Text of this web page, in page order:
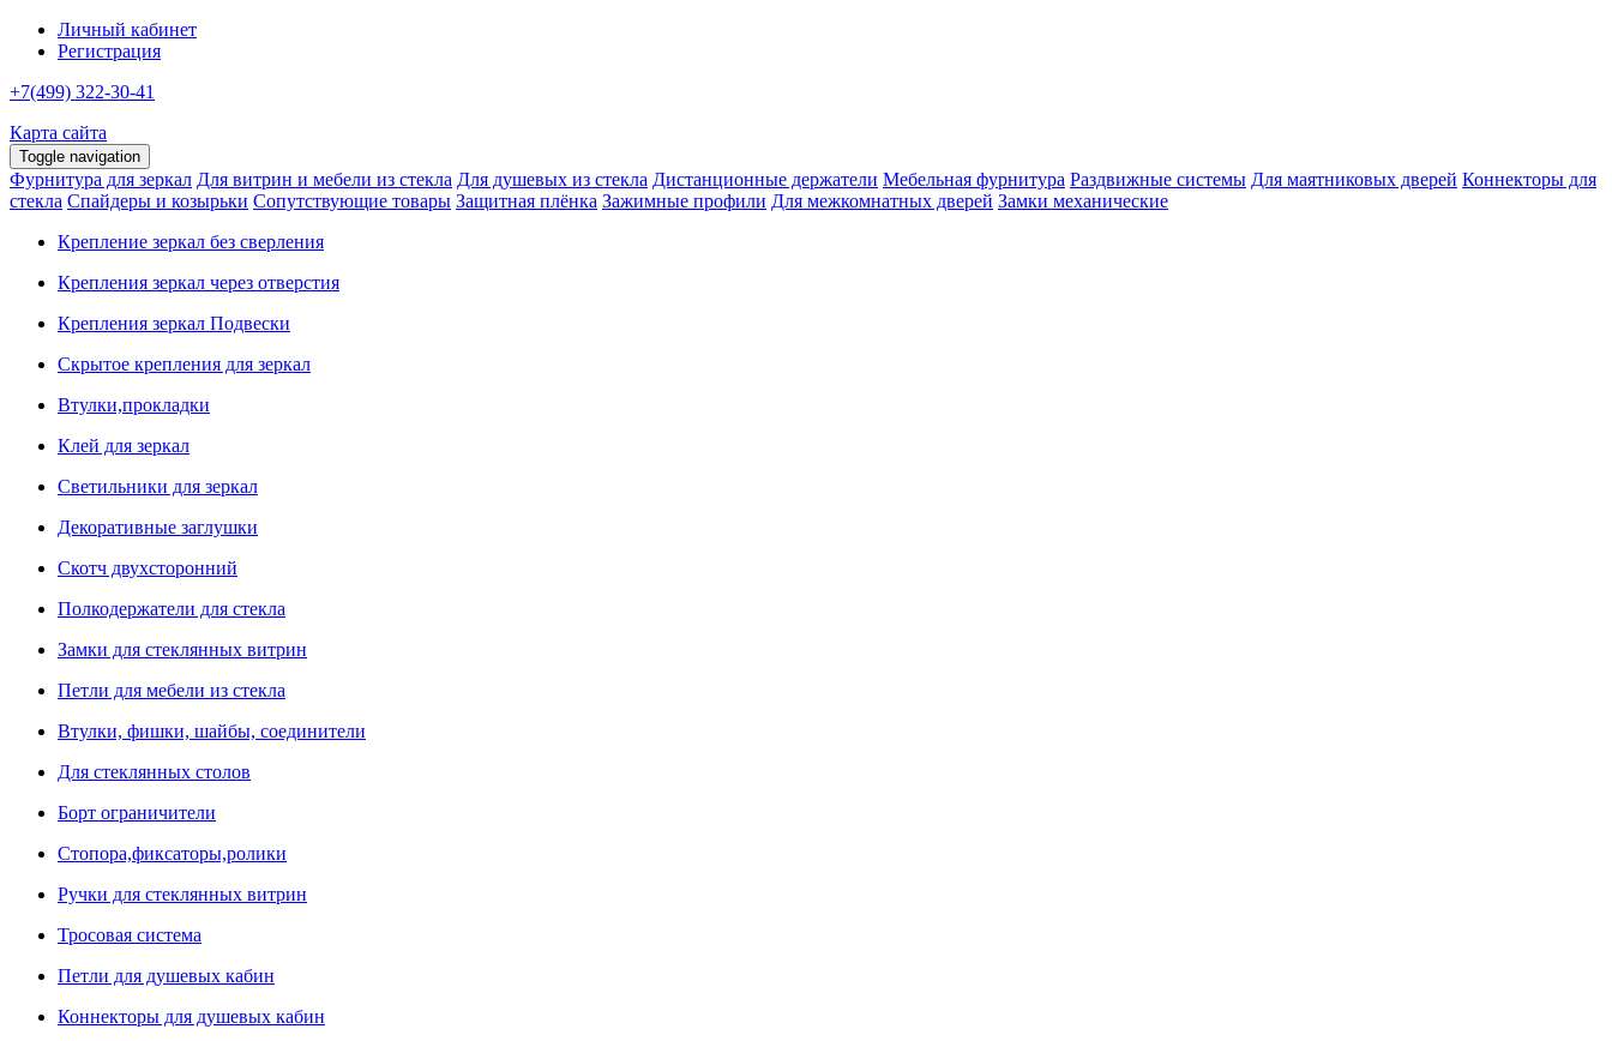
Личный кабинет
Регистрация
+7(499) 322-30-41
Карта сайта
Toggle navigation
Фурнитура для зеркал Для витрин и мебели из стекла Для душевых из стекла Дистанционные держатели Мебельная фурнитура Раздвижные системы Для маятниковых дверей Коннекторы для
стекла Спайдеры и козырьки Сопутствующие товары Защитная плёнка Зажимные профили Для межкомнатных дверей Замки механические
Крепление зеркал без сверления
Крепления зеркал через отверстия
Крепления зеркал Подвески
Скрытое крепления для зеркал
Втулки,прокладки
Клей для зеркал
Светильники для зеркал
Декоративные заглушки
Скотч двухсторонний
Полкодержатели для стекла
Замки для стеклянных витрин
Петли для мебели из стекла
Втулки, фишки, шайбы, соединители
Для стеклянных столов
Борт ограничители
Стопора,фиксаторы,ролики
Ручки для стеклянных витрин
Тросовая система
Петли для душевых кабин
Коннекторы для душевых кабин